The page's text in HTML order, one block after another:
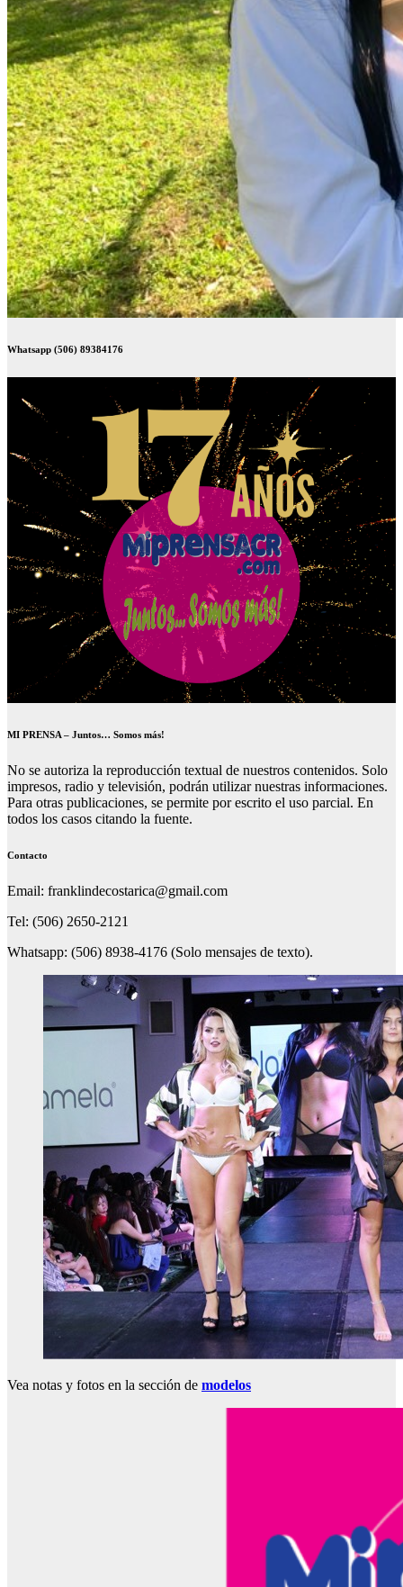
Whatsapp (506) 89384176
MI PRENSA – Juntos… Somos más!
No se autoriza la reproducción textual de nuestros contenidos. Solo
impresos, radio y televisión, podrán utilizar nuestras informaciones.
Para otras publicaciones, se permite por escrito el uso parcial. En
todos los casos citando la fuente.
Contacto
Email: franklindecostarica@gmail.com
Tel: (506) 2650-2121
Whatsapp: (506) 8938-4176 (Solo mensajes de texto).
Vea notas y fotos en la sección de modelos